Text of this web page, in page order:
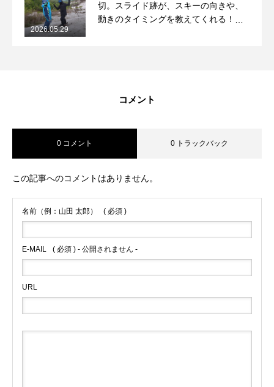
切。スライド跡が、スキーの向きや、
動きのタイミングを教えてくれる！
2026.05.29
コメント
0 コメント 0 トラックバック
この記事へのコメントはありません。
名前（例：山田 太郎） ( 必須 )
E-MAIL ( 必須 ) - 公開されません -
URL